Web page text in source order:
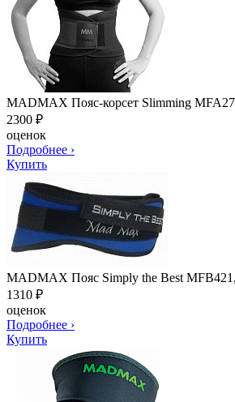
MADMAX Пояс-корсет Slimming
2300 ₽
оценок
Подробнее ›
Купить
MADMAX Пояс Simply the Best
1310 ₽
оценок
Подробнее ›
Купить